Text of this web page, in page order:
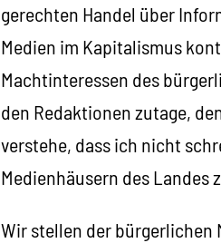
gerechten Handel über
Medien im Kapitalismus
Machtinteressen des
den Redaktionen zutage,
verstehe, dass ich nicht
Medienhäusern des
Wir stellen der bürgerlichen